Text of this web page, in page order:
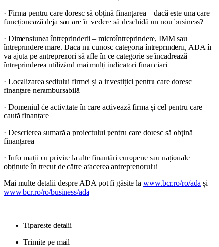
· Firma pentru care doresc să obțină finanțarea – dacă este una care
funcționează deja sau are în vedere să deschidă un nou business?
· Dimensiunea întreprinderii – microîntreprindere, IMM sau
întreprindere mare. Dacă nu cunosc categoria întreprinderii, ADA îi
va ajuta pe antreprenori să afle în ce categorie se încadrează
întreprinderea utilizând mai mulți indicatori financiari
· Localizarea sediului firmei și a investiției pentru care doresc
finanțare nerambursabilă
· Domeniul de activitate în care activează firma și cel pentru care
caută finanțare
· Descrierea sumară a proiectului pentru care doresc să obțină
finanțarea
· Informații cu privire la alte finanțări europene sau naționale
obținute în trecut de către afacerea antreprenorului
Mai multe detalii despre ADA pot fi găsite la www.bcr.ro/ro/ada și
www.bcr.ro/ro/business/ada
Tipareste detalii
Trimite pe mail